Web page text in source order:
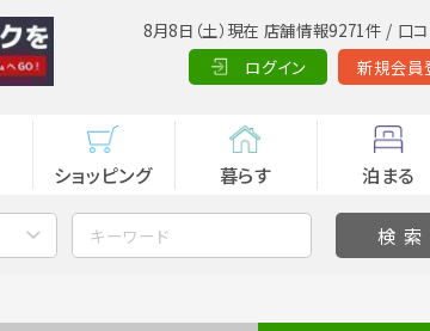
8月8日（土）現在 店舗情報9271件 / 口
ログイン
新規会員
ショッピング 暮らす 泊まる